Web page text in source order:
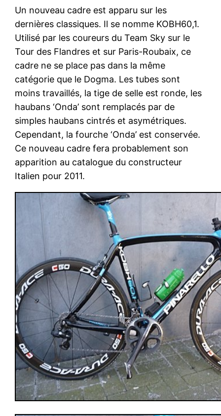
Un nouveau cadre est apparu sur les
dernières classiques. Il se nomme KOBH60,1.
Utilisé par les coureurs du Team Sky sur le
Tour des Flandres et sur Paris-Roubaix, ce
cadre ne se place pas dans la même
catégorie que le Dogma. Les tubes sont
moins travaillés, la tige de selle est ronde, les
haubans ‘Onda’ sont remplacés par de
simples haubans cintrés et asymétriques.
Cependant, la fourche ‘Onda’ est conservée.
Ce nouveau cadre fera probablement son
apparition au catalogue du constructeur
Italien pour 2011.